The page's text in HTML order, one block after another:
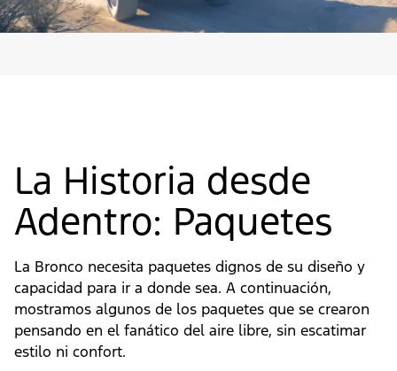
La Historia desde
Adentro: Paquetes
La Bronco necesita paquetes dignos de su diseño y
capacidad para ir a donde sea. A continuación,
mostramos algunos de los paquetes que se crearon
pensando en el fanático del aire libre, sin escatimar
estilo ni confort.